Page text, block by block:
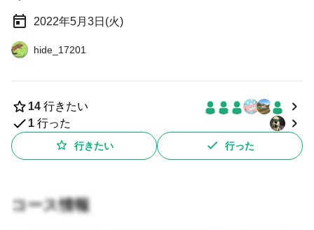
2022年5月3日(火)
hide_17201
14 行きたい
1 行った
行きたい 行った
コース情報